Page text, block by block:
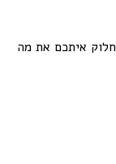
איתכם את מה